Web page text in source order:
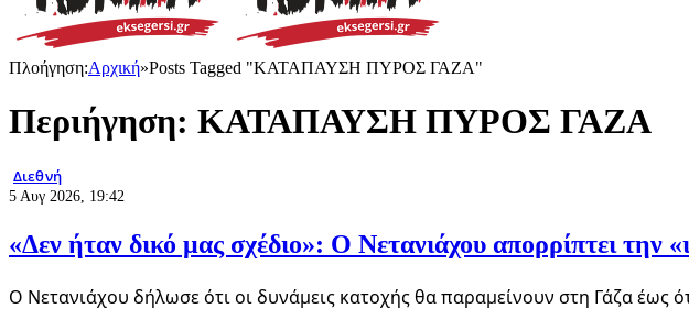
Πλοήγηση:Αρχική»Posts Tagged "ΚΑΤΑΠΑΥΣΗ ΠΥΡΟΣ ΓΑΖΑ"
Περιήγηση: ΚΑΤΑΠΑΥΣΗ ΠΥΡΟΣ ΓΑΖΑ
Διεθνή
5 Αυγ 2026, 19:42
«Δεν ήταν δικό μας σχέδιο»: Ο Νετανιάχου απορρίπτει
Ο Νετανιάχου δήλωσε ότι οι δυνάμεις κατοχής θα παραμείνουν στη Γάζα έως